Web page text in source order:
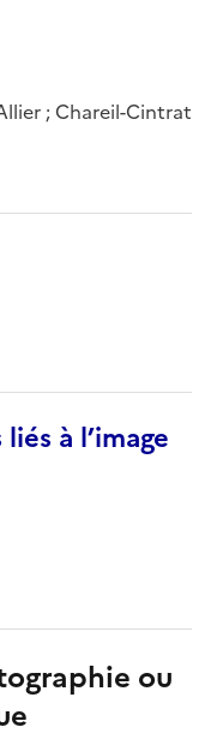
; Chareil-Cintrat
à l’image
ou